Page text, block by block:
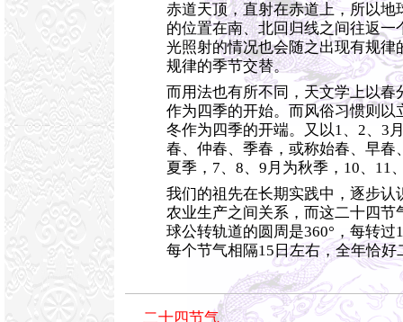
赤道天顶，直射在赤道上，所以地
的位置在南、北回归线之间往返一
光照射的情况也会随之出现有规律
规律的季节交替。
而用法也有所不同，天文学上以春
作为四季的开始。而风俗习惯则以
冬作为四季的开端。又以1、2、3
春、仲春、季春，或称始春、早春
夏季，7、8、9月为秋季，10、11
我们的祖先在长期实践中，逐步认
农业生产之间关系，而这二十四节
球公转轨道的圆周是360°，每转过
每个节气相隔15日左右，全年恰好
二十四节气